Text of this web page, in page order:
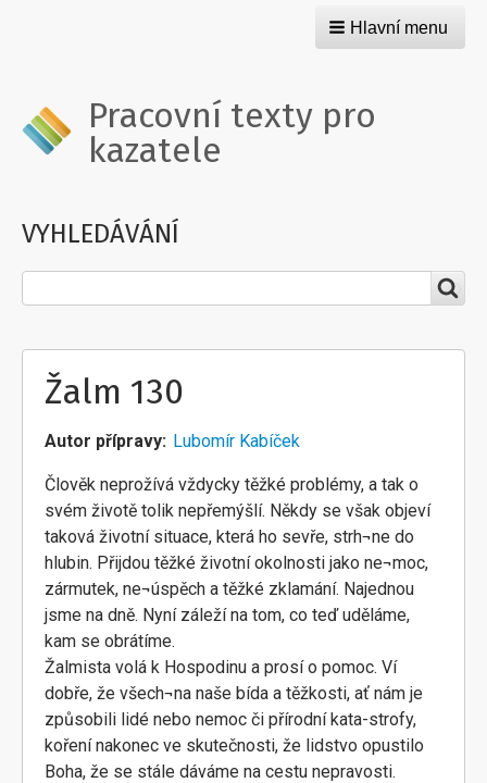
Hlavní menu
Pracovní texty pro
kazatele
VYHLEDÁVÁNÍ
Žalm 130
Autor přípravy Lubomír Kabíček
Člověk neprožívá vždycky těžké problémy, a tak o
svém životě tolik nepřemýšlí. Někdy se však objeví
taková životní situace, která ho sevře, strh¬ne do
hlubin. Přijdou těžké životní okolnosti jako ne¬moc,
zármutek, ne¬úspěch a těžké zklamání. Najednou
jsme na dně. Nyní záleží na tom, co teď uděláme,
kam se obrátíme.
Žalmista volá k Hospodinu a prosí o pomoc. Ví
dobře, že všech¬na naše bída a těžkosti, ať nám je
způsobili lidé nebo nemoc či přírodní kata-strofy,
koření nakonec ve skutečnosti, že lidstvo opustilo
Boha, že se stále dáváme na cestu nepravosti.